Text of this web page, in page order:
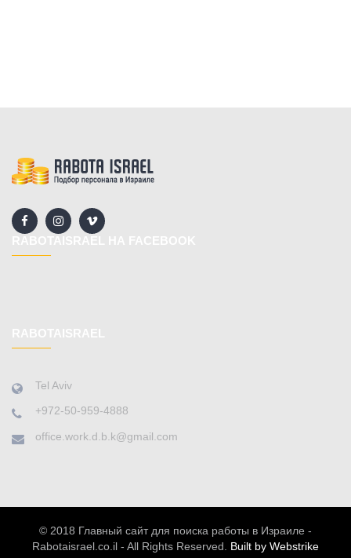
Tel Aviv
+972-50-959-4888
office.work.d.b.k@gmail.com
© 2018 Главный сайт для поиска работы в Израиле -
Rabotaisrael.co.il - All Rights Reserved. Built by Webstrike